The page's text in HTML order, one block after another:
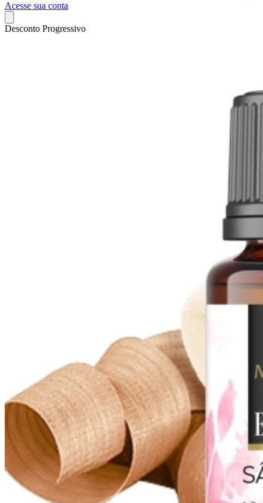
Acesse sua conta
Desconto Progressivo